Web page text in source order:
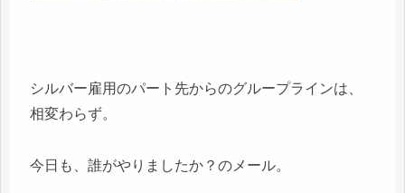
シルバー雇用のパート先からのグループラインは、
相変わらず。
今日も、誰がやりましたか？のメール。